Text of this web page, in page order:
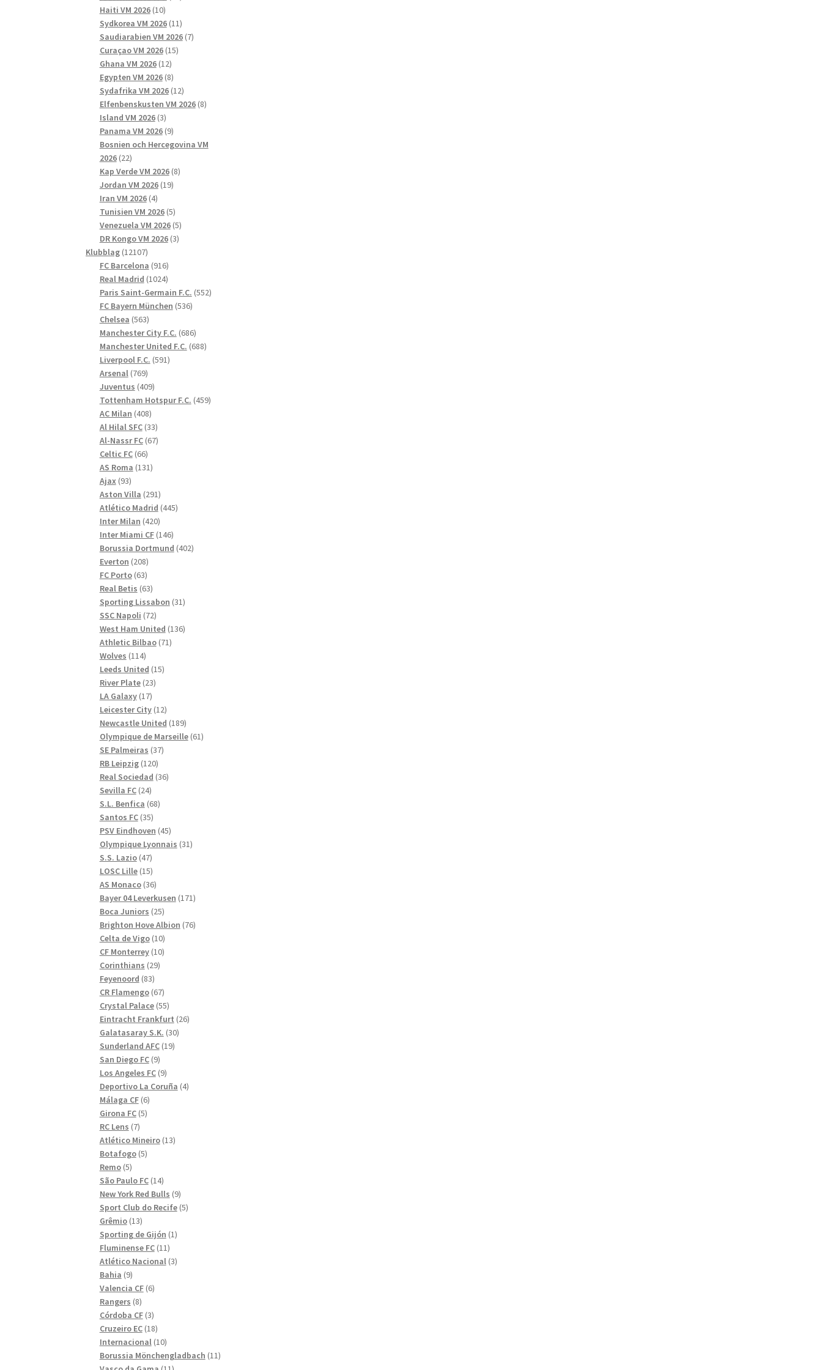
Haiti VM 2026 1010
produkter
Sydkorea VM 2026 1111
produkter
Saudiarabien VM 2026 77
Curaçao VM 2026 1515
Ghana VM 2026 1212
produkter
Egypten VM 2026 88
produkter
Sydafrika VM 2026 1212
produkter
Elfenbenskusten VM 2026 88
Island VM 2026 33
produkter
Panama VM 2026 99
produkter
Bosnien och Hercegovina VM
2026 2222
produkter
Kap Verde VM 2026 88
Jordan VM 2026 1919
Iran VM 2026 44
produkter
Tunisien VM 2026 55
produkter
Venezuela VM 2026 55
produkter
DR Kongo VM 2026 33
Klubblag 1210712107
produkter
FC Barcelona 916916
produkter
Real Madrid 10241024
produkter
Paris Saint-Germain F.C. 552552
FC Bayern München 536536
Chelsea 563563
produkter
Manchester City F.C. 686686
produkter
Manchester United F.C. 688688
Liverpool F.C. 591591
Arsenal 769769
produkter
Juventus 409409
produkter
Tottenham Hotspur F.C. 459459
AC Milan 408408
produkter
Al Hilal SFC 3333
produkter
Al-Nassr FC 6767
Celtic FC 6666
produkter
AS Roma 131131
Ajax 9393
produkter
Aston Villa 291291
produkter
Atlético Madrid 445445
Inter Milan 420420
produkter
Inter Miami CF 146146
produkter
Borussia Dortmund 402402
Everton 208208
produkter
FC Porto 6363
produkter
Real Betis 6363
produkter
Sporting Lissabon 3131
SSC Napoli 7272
produkter
West Ham United 136136
Athletic Bilbao 7171
Wolves 114114
produkter
Leeds United 1515
River Plate 2323
LA Galaxy 1717
produkter
Leicester City 1212
produkter
Newcastle United 189189
produkter
Olympique de Marseille 6161
SE Palmeiras 3737
RB Leipzig 120120
produkter
Real Sociedad 3636
Sevilla FC 2424
produkter
S.L. Benfica 6868
Santos FC 3535
produkter
PSV Eindhoven 4545
produkter
Olympique Lyonnais 3131
S.S. Lazio 4747
produkter
LOSC Lille 1515
produkter
AS Monaco 3636
produkter
Bayer 04 Leverkusen 171171
Boca Juniors 2525
produkter
Brighton Hove Albion 7676
Celta de Vigo 1010
produkter
CF Monterrey 1010
Corinthians 2929
Feyenoord 8383
produkter
CR Flamengo 6767
produkter
Crystal Palace 5555
produkter
Eintracht Frankfurt 2626
Galatasaray S.K. 3030
Sunderland AFC 1919
San Diego FC 99
produkter
Los Angeles FC 99
produkter
Deportivo La Coruña 44
Málaga CF 66
produkter
Girona FC 55
RC Lens 77
produkter
Atlético Mineiro 1313
Botafogo 55
Remo 55
produkter
São Paulo FC 1414
produkter
New York Red Bulls 99
produkter
Sport Club do Recife 55
Grêmio 1313
produkter
Sporting de Gijón 11
Fluminense FC 1111
produkter
Atlético Nacional 33
Bahia 99
produkter
Valencia CF 66
Rangers 88
produkter
Córdoba CF 33
produkter
Cruzeiro EC 1818
produkter
Internacional 1010
produkter
Borussia Mönchengladbach 1111